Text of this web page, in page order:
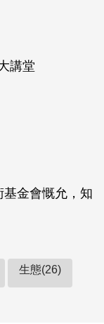
講堂
金會慨允，知
生態(26)